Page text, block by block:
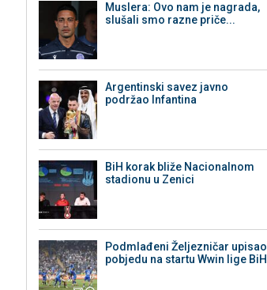
Muslera: Ovo nam je nagrada,
slušali smo razne priče...
Argentinski savez javno
podržao Infantina
BiH korak bliže Nacionalnom
stadionu u Zenici
Podmlađeni Željezničar upisao
pobjedu na startu Wwin lige BiH